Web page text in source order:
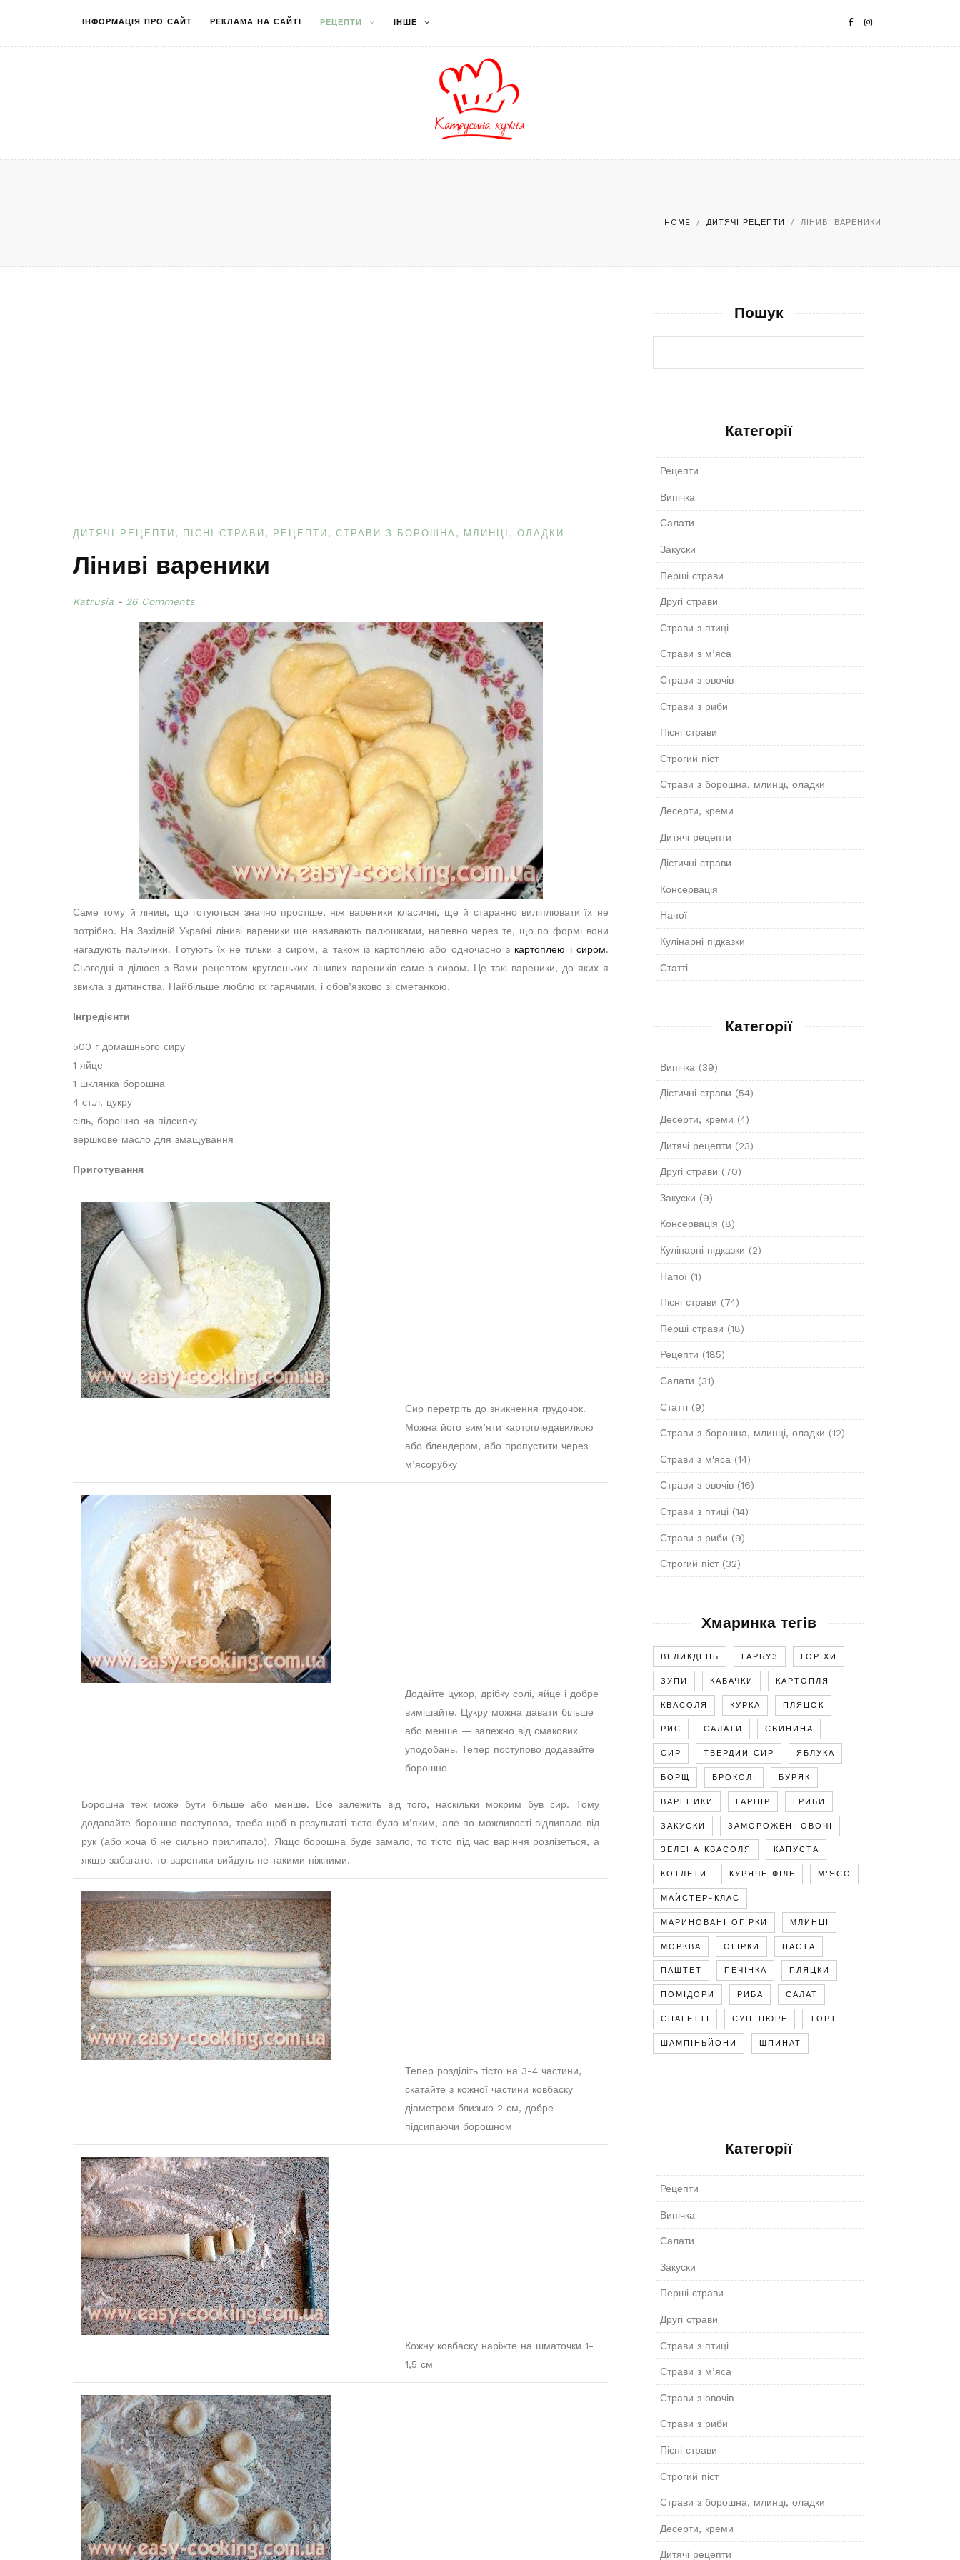
ІНФОРМАЦІЯ ПРО САЙТ РЕКЛАМА НА САЙТІ РЕЦЕПТИ ІНШЕ
HOME / ДИТЯЧІ РЕЦЕПТИ / ЛІНИВІ ВАРЕНИКИ
ДИТЯЧІ РЕЦЕПТИ ПІСНІ СТРАВИ РЕЦЕПТИ СТРАВИ З БОРОШНА, МЛИНЦІ, ОЛАДКИ
Ліниві вареники
Katrusia 26 Comments
Саме тому й ліниві, що готуються значно простіше, ніж вареники класичні, ще й старанно виліплювати їх не
потрібно. На Західній Україні ліниві вареники ще називають палюшками, напевно через те, що по формі вони
нагадують пальчики. Готують їх не тільки з сиром, а також із картоплею або одночасно з картоплею і сиром.
Сьогодні я ділюся з Вами рецептом кругленьких лінивих вареників саме з сиром. Це такі вареники, до яких я
звикла з дитинства. Найбільше люблю їх гарячими, і обов’язково зі сметанкою.
Інгредієнти
500 г домашнього сиру
1 яйце
1 шклянка борошна
4 ст.л. цукру
сіль, борошно на підсипку
вершкове масло для змащування
Приготування
Сир перетріть до зникнення грудочок.
Можна його вим’яти картопледавилкою
або блендером, або пропустити через
м’ясорубку
Додайте цукор, дрібку солі, яйце і добре
вимішайте. Цукру можна давати більше
або менше — залежно від смакових
уподобань. Тепер поступово додавайте
борошно
Борошна теж може бути більше або менше. Все залежить від того, наскільки мокрим був сир. Тому
додавайте борошно поступово, треба щоб в результаті тісто було м’яким, але по можливості відлипало від
рук (або хоча б не сильно прилипало). Якщо борошна буде замало, то тісто під час варіння розлізеться, а
якщо забагато, то вареники вийдуть не такими ніжними.
Тепер розділіть тісто на 3-4 частини,
скатайте з кожної частини ковбаску
діаметром близько 2 см, добре
підсипаючи борошном
Кожну ковбаску наріжте на шматочки 1-
1,5 см
Пошук
Категорії
Рецепти
Випічка
Салати
Закуски
Перші страви
Другі страви
Страви з птиці
Страви з м’яса
Страви з овочів
Страви з риби
Пісні страви
Строгий піст
Страви з борошна, млинці, оладки
Десерти, креми
Дитячі рецепти
Дієтичні страви
Консервація
Напої
Кулінарні підказки
Статті
Категорії
Випічка (39)
Дієтичні страви (54)
Десерти, креми (4)
Дитячі рецепти (23)
Другі страви (70)
Закуски (9)
Консервація (8)
Кулінарні підказки (2)
Напої(1)
Пісні страви (74)
Перші страви (18)
Рецепти (185)
Салати (31)
Статті (9)
Страви з борошна, млинці, оладки (12)
Страви з м'яса (14)
Страви з овочів(16)
Страви з птиці (14)
Страви з риби (9)
Строгий піст(32)
Хмаринка тегів
ВЕЛИКДЕНЬ ГАРБУЗ ГОРІХИ
ЗУПИ КАБАЧКИ КАРТОПЛЯ
КВАСОЛЯ КУРКА ПЛЯЦОК
РИС САЛАТИ СВИНИНА
СИР ТВЕРДИЙ СИР ЯБЛУКА
БОРЩ БРОКОЛІ БУРЯК
ВАРЕНИКИ ГАРНІР ГРИБИ
ЗАКУСКИ ЗАМОРОЖЕНІ ОВОЧІ
ЗЕЛЕНА КВАСОЛЯ КАПУСТА
КОТЛЕТИ КУРЯЧЕ ФІЛЕ М'ЯСО
МАЙСТЕР-КЛАС
МАРИНОВАНІ ОГІРКИ МЛИНЦІ
МОРКВА ОГІРКИ ПАСТА
ПАШТЕТ ПЕЧІНКА ПЛЯЦКИ
ПОМІДОРИ РИБА САЛАТ
СПАГЕТТІ СУП-ПЮРЕ ТОРТ
ШАМПІНЬЙОНИ ШПИНАТ
Категорії
Рецепти
Випічка
Салати
Закуски
Перші страви
Другі страви
Страви з птиці
Страви з м’яса
Страви з овочів
Страви з риби
Пісні страви
Строгий піст
Страви з борошна, млинці, оладки
Десерти, креми
Дитячі рецепти